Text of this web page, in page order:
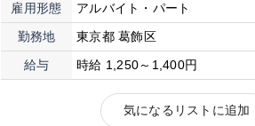
雇用形態
アルバイト・パート
勤務地
東京都 葛飾区
給与
時給 1,250～1,400円
気になるリストに追加